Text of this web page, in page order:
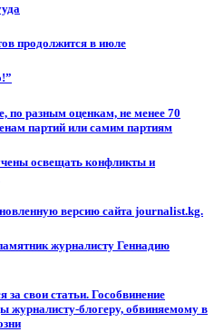
продолжится в июле
разным оценкам, не менее 70
партий или самим партиям
освещать конфликты и
версию сайта journalist.kg.
журналисту Геннадию
свои статьи. Гособвинение
журналисту-блогеру, обвиняемому в